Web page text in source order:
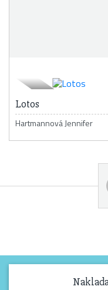
Lotos
Hartmannová Jennifer